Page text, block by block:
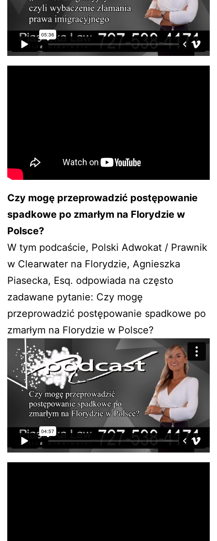
Czy mogę przeprowadzić postępowanie
spadkowe po zmarłym na Florydzie w
Polsce?
W tym podcaście, Polski Adwokat / Prawnik
w Clearwater na Florydzie, Agnieszka
Piasecka, Esq. odpowiada na często
zadawane pytanie: Czy mogę
przeprowadzić postępowanie spadkowe po
zmarłym na Florydzie w Polsce?